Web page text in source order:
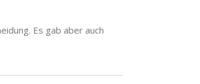
Es gab aber auch